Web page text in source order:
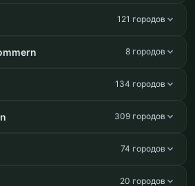
121 городов
8 городов
134 городов
309 городов
74 городов
20 городов